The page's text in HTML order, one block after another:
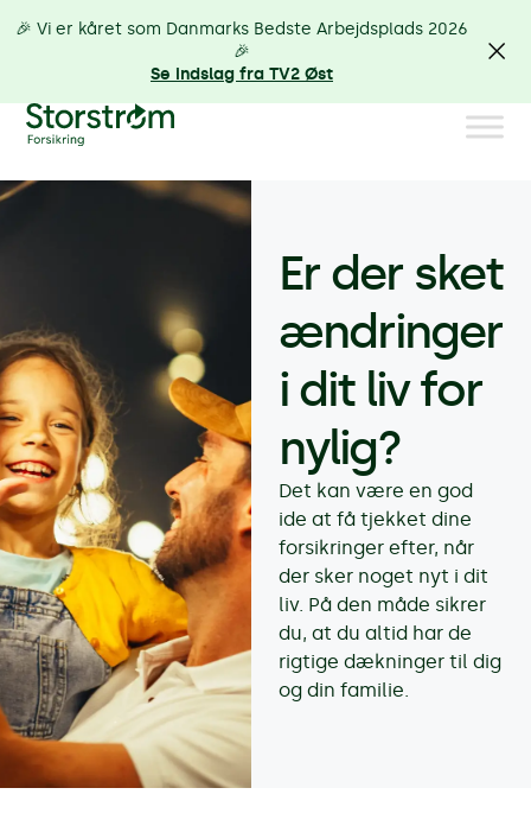
Er der sket
ændringer
i dit liv for
nylig?
Det kan være en god
ide at få tjekket dine
forsikringer efter, når
der sker noget nyt i dit
liv. På den måde sikrer
du, at du altid har de
rigtige dækninger til dig
og din familie.
🎉 Vi er kåret som Danmarks Bedste Arbejdsplads 2026
🎉
Se indslag fra TV2 Øst